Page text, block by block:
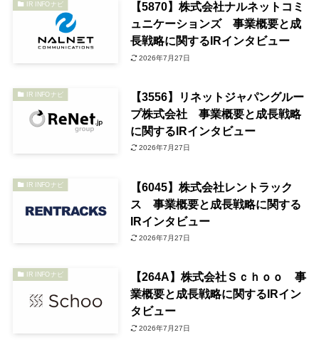
IR INFOナビ
【5870】株式会社ナルネットコミ
ュニケーションズ 事業概要と成
長戦略に関するIRインタビュー
2026年7月27日
IR INFOナビ
【3556】リネットジャパングルー
プ株式会社 事業概要と成長戦略
に関するIRインタビュー
2026年7月27日
IR INFOナビ
【6045】株式会社レントラック
ス 事業概要と成長戦略に関する
IRインタビュー
2026年7月27日
IR INFOナビ
【264A】株式会社Ｓｃｈｏｏ 事
業概要と成長戦略に関するIRイン
タビュー
2026年7月27日